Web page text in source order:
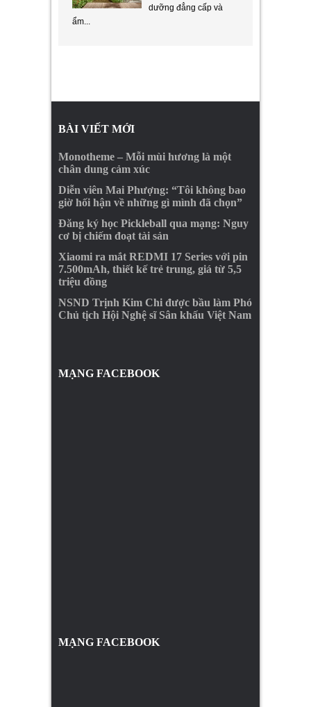
dưỡng đẳng cấp và
ẩm...
BÀI VIẾT MỚI
Monotheme – Mỗi mùi hương là một
chân dung cảm xúc
Diễn viên Mai Phượng: “Tôi không bao
giờ hối hận về những gì mình đã chọn”
Đăng ký học Pickleball qua mạng: Nguy
cơ bị chiếm đoạt tài sản
Xiaomi ra mắt REDMI 17 Series với pin
7.500mAh, thiết kế trẻ trung, giá từ 5,5
triệu đồng
NSND Trịnh Kim Chi được bầu làm Phó
Chủ tịch Hội Nghệ sĩ Sân khấu Việt Nam
MẠNG FACEBOOK
MẠNG FACEBOOK